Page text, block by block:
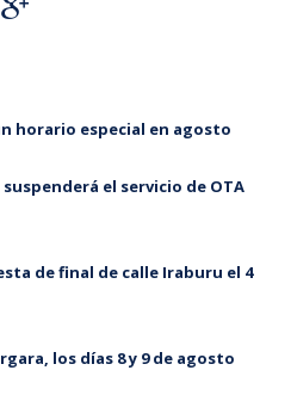
horario especial en agosto
el servicio de OTA
de final de calle Iraburu el 4
los días 8 y 9 de agosto